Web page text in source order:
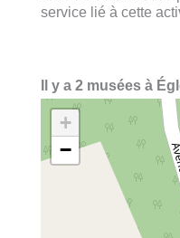
service lié à cette
Il y a 2 musées à
+
−